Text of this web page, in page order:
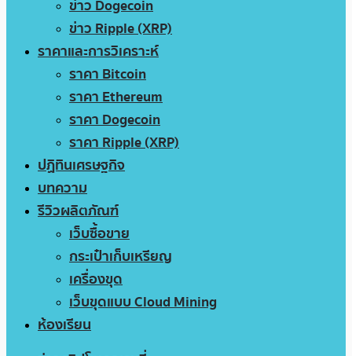
ข่าว Dogecoin
ข่าว Ripple (XRP)
ราคาและการวิเคราะห์
ราคา Bitcoin
ราคา Ethereum
ราคา Dogecoin
ราคา Ripple (XRP)
ปฏิทินเศรษฐกิจ
บทความ
รีวิวผลิตภัณฑ์
เว็บซื้อขาย
กระเป๋าเก็บเหรียญ
เครื่องขุด
เว็บขุดแบบ Cloud Mining
ห้องเรียน